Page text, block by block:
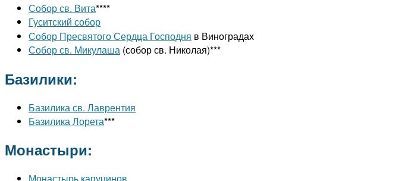
Собор св. Вита****
Гуситский собор
Собор Пресвятого Сердца Господня в Виноградах
Собор св. Микулаша (собор св. Николая)***
Базилики:
Базилика св. Лаврентия
Базилика Лорета***
Монастыри: